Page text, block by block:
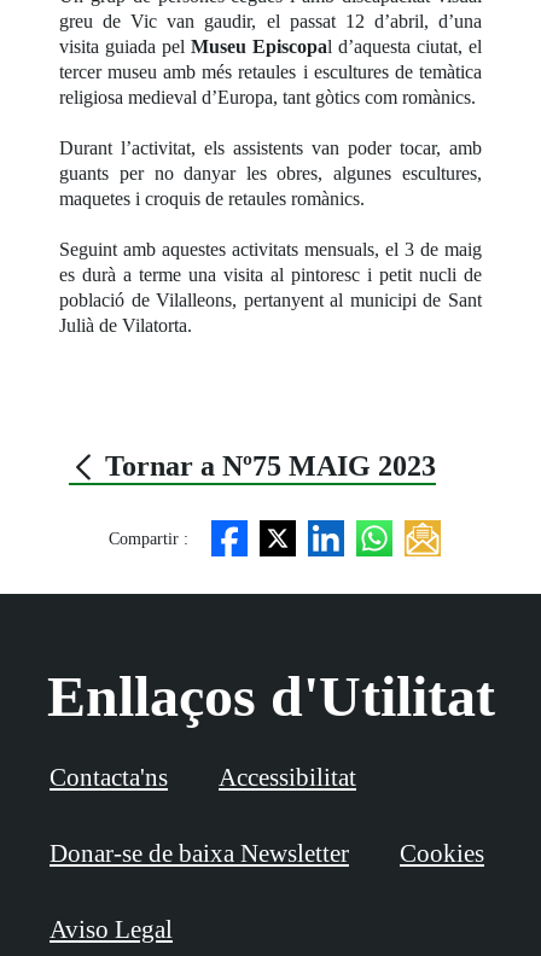
greu de Vic van gaudir, el passat 12 d’abril, d’una
visita guiada pelMuseu Episcopal d’aquesta ciutat, el
tercer museu amb més retaules i escultures de temàtica
religiosa medieval d’Europa, tant gòtics com romànics.
Durant l’activitat, els assistents van poder tocar, amb
guants per no danyar les obres, algunes escultures,
maquetes i croquis de retaules romànics.
Seguint amb aquestes activitats mensuals, el 3 de maig
es durà a terme una visita al pintoresc i petit nucli de
població de Vilalleons, pertanyent al municipi de Sant
Julià de Vilatorta.
Tornar a Nº75 MAIG 2023
Compartir :
Enllaços d'Utilitat
Contacta'ns Accessibilitat
Donar-se de baixa Newsletter Cookies
Aviso Legal